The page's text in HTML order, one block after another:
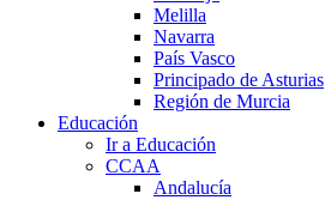
Melilla
Navarra
País Vasco
Principado de Asturias
Región de Murcia
Educación
Ir a Educación
CCAA
Andalucía